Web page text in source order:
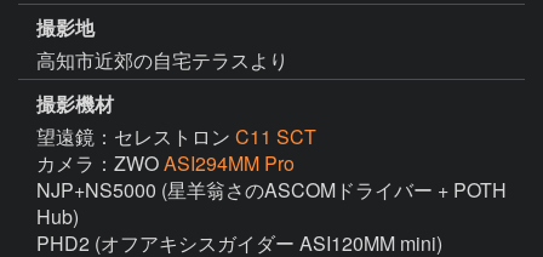
撮影地
高知市近郊の自宅テラスより
撮影機材
望遠鏡：セレストロン C11 SCT
カメラ：ZWOASI294MM Pro
NJP+NS5000 (星羊翁さのASCOMドライバー + POTH
Hub)
PHD2 (オフアキシスガイダー ASI120MM mini)